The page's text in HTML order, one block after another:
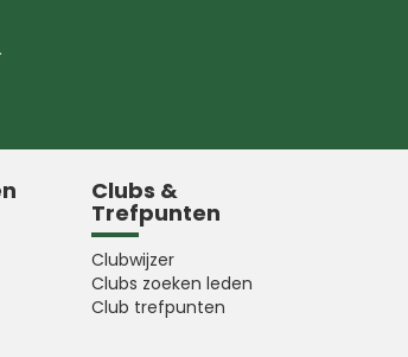
ons op Facebook
Clubs &
Trefpunten
Clubwijzer
Clubs zoeken leden
Club trefpunten